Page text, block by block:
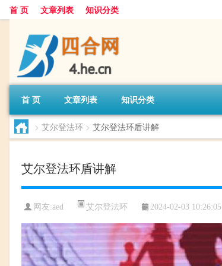
首 页 文章列表 知识分类
首 页 文章列表 知识分类
> 艾尔登法环 > 艾尔登法环盾讲解
艾尔登法环盾讲解
网友:aed 艾尔登法环 2024-02-03 10:26:05